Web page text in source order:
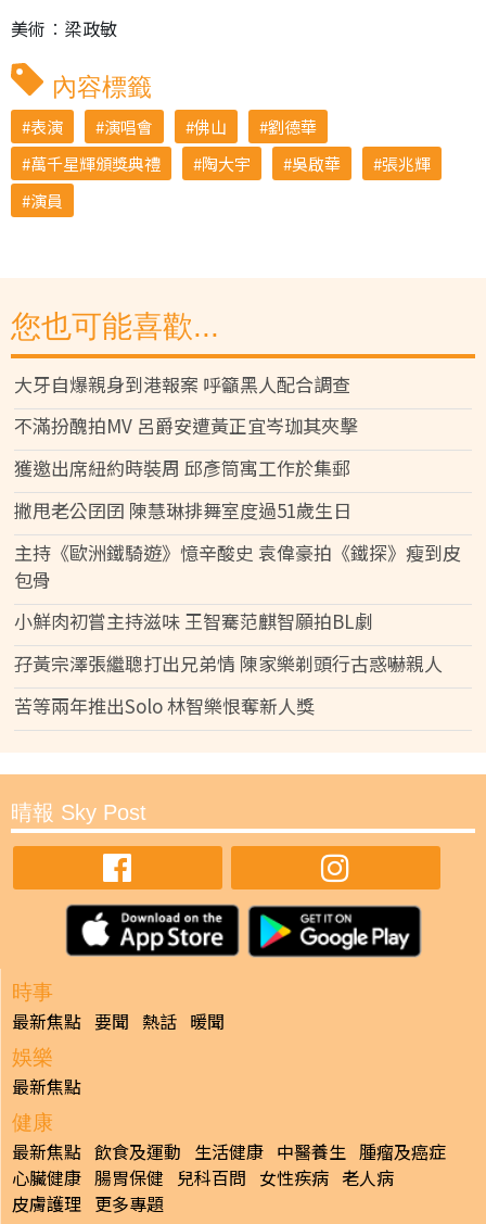
美術︰梁政敏
內容標籤
表演 演唱會 佛山
劉德華
萬千星輝頒獎典禮
陶大宇 吳啟華
張兆輝
演員
您也可能喜歡...
大牙自爆親身到港報案 呼籲黑人配合調查
不滿扮醜拍MV 呂爵安遭黃正宜岑珈其夾擊
獲邀出席紐約時裝周 邱彥筒寓工作於集郵
撇甩老公囝囝 陳慧琳排舞室度過51歲生日
主持《歐洲鐵騎遊》憶辛酸史 袁偉豪拍《鐵探》瘦到皮
包骨
小鮮肉初嘗主持滋味 王智騫范麒智願拍BL劇
孖黃宗澤張繼聰打出兄弟情 陳家樂剃頭行古惑嚇親人
苦等兩年推出Solo 林智樂恨奪新人獎
晴報 Sky Post
時事
最新焦點 要聞 熱話 暖聞
娛樂
最新焦點
健康
最新焦點 飲食及運動 生活健康 中醫養生 腫瘤及癌症
心臟健康 腸胃保健 兒科百問 女性疾病 老人病
皮膚護理 更多專題